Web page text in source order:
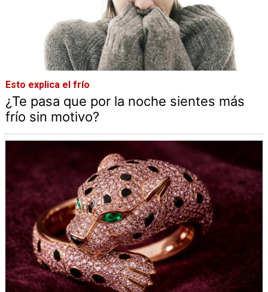
Esto explica el frío
¿Te pasa que por la noche sientes más
frío sin motivo?